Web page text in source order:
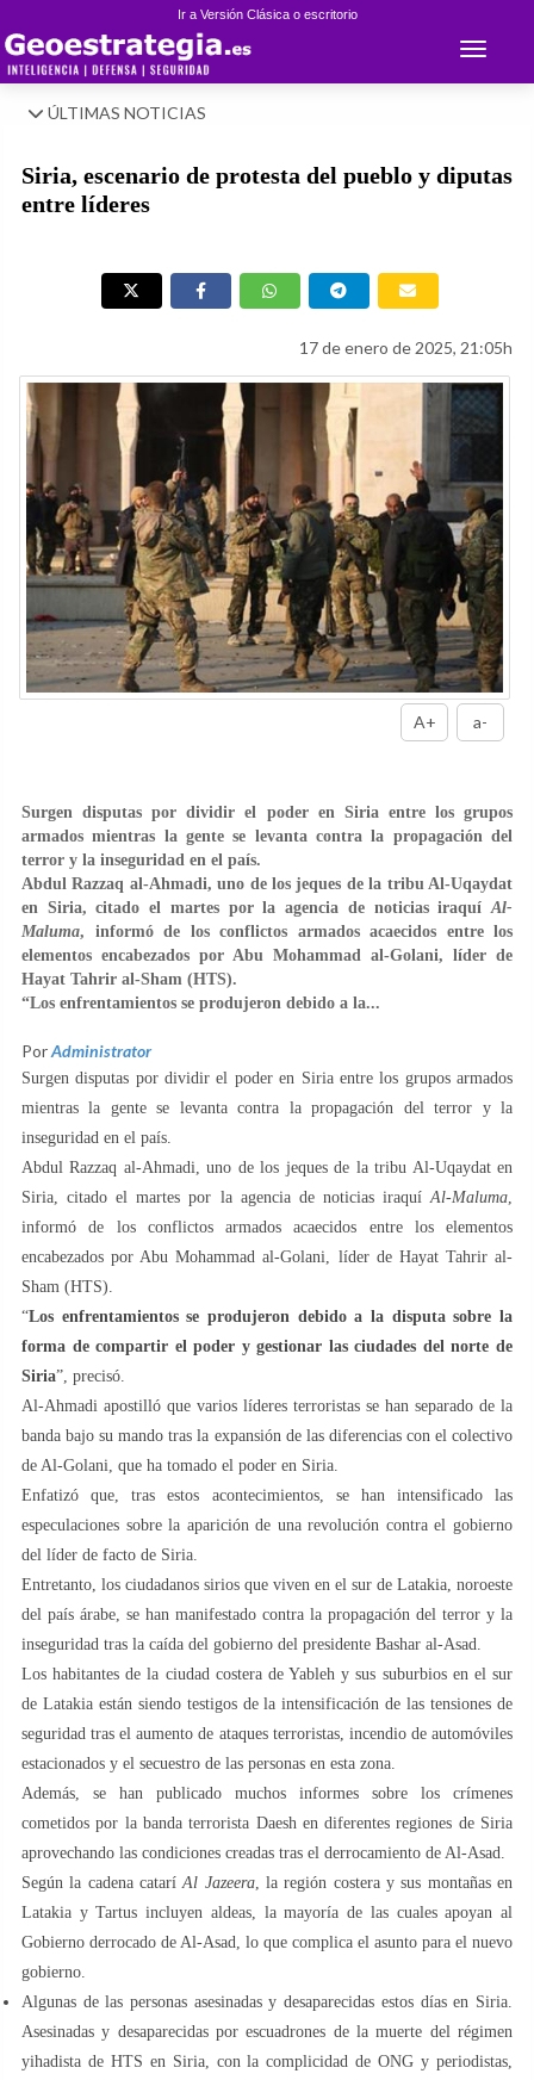
Ir a Versión Clásica o escritorio
Toggle
ÚLTIMAS NOTICIAS
Siria, escenario de protesta del pueblo y diputas
entre líderes
17 de enero de 2025, 21:05h
A+ a-
Surgen disputas por dividir el poder en Siria entre los grupos
armados mientras la gente se levanta contra la propagación del
terror y la inseguridad en el país.
Abdul Razzaq al-Ahmadi, uno de los jeques de la tribu Al-Uqaydat
en Siria, citado el martes por la agencia de noticias iraquí Al-
Maluma, informó de los conflictos armados acaecidos entre los
elementos encabezados por Abu Mohammad al-Golani, líder de
Hayat Tahrir al-Sham (HTS).
“Los enfrentamientos se produjeron debido a la...
PorAdministrator
Surgen disputas por dividir el poder en Siria entre los grupos armados
mientras la gente se levanta contra la propagación del terror y la
inseguridad en el país.
Abdul Razzaq al-Ahmadi, uno de los jeques de la tribu Al-Uqaydat en
Siria, citado el martes por la agencia de noticias iraquí Al-Maluma
informó de los conflictos armados acaecidos entre los elementos
encabezados por Abu Mohammad al-Golani, líder de Hayat Tahrir al-
Sham (HTS).
“Los enfrentamientos se produjeron debido a la disputa sobre la
forma de compartir el poder y gestionar las ciudades del norte de
Siria”, precisó.
Al-Ahmadi apostilló que varios líderes terroristas se han separado de la
banda bajo su mando tras la expansión de las diferencias con el colectivo
de Al-Golani, que ha tomado el poder en Siria.
Enfatizó que, tras estos acontecimientos, se han intensificado las
especulaciones sobre la aparición de una revolución contra el gobierno
del líder de facto de Siria.
Entretanto, los ciudadanos sirios que viven en el sur de Latakia, noroeste
del país árabe, se han manifestado contra la propagación del terror y la
inseguridad tras la caída del gobierno del presidente Bashar al-Asad.
Los habitantes de la ciudad costera de Yableh y sus suburbios en el sur
de Latakia están siendo testigos de la intensificación de las tensiones de
seguridad tras el aumento de ataques terroristas, incendio de automóviles
estacionados y el secuestro de las personas en esta zona.
Además, se han publicado muchos informes sobre los crímenes
cometidos por la banda terrorista Daesh en diferentes regiones de Siria
aprovechando las condiciones creadas tras el derrocamiento de Al-Asad.
Según la cadena cataríAl Jazeera, la región costera y sus montañas en
Latakia y Tartus incluyen aldeas, la mayoría de las cuales apoyan al
Gobierno derrocado de Al-Asad, lo que complica el asunto para el nuevo
gobierno.
Algunas de las personas asesinadas y desaparecidas estos días en Siria.
Asesinadas y desaparecidas por escuadrones de la muerte del régimen
yihadista de HTS en Siria, con la complicidad de ONG y periodistas,